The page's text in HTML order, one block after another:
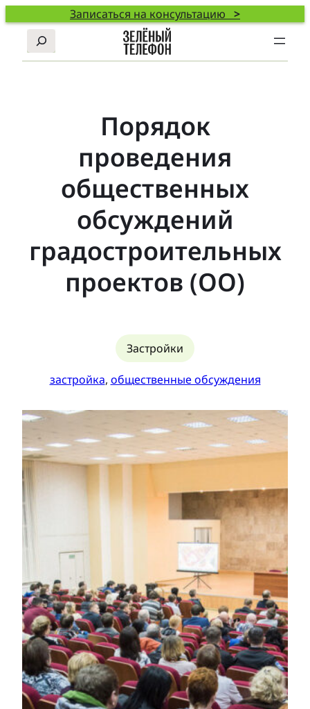
Записаться на консультацию >
Поиск
Порядок
проведения
общественных
обсуждений
градостроительных
проектов (ОО)
Застройки
застройка, общественные обсуждения